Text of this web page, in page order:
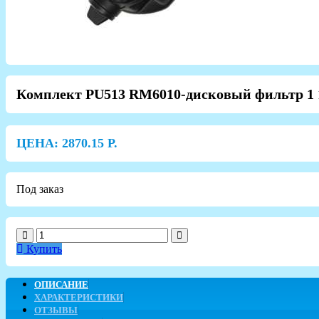
Комплект PU513 RM6010-дисковый фильтр 1
ЦЕНА: 2870.15 Р.
Под заказ
Купить
ОПИСАНИЕ
ХАРАКТЕРИСТИКИ
ОТЗЫВЫ